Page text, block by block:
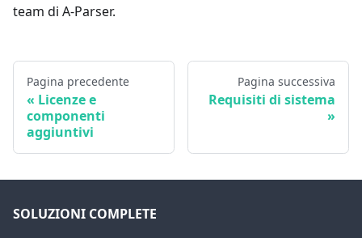
team di A-Parser.
Pagina precedente
Licenze e
componenti
aggiuntivi
Pagina successiva
Requisiti di sistema
SOLUZIONI COMPLETE